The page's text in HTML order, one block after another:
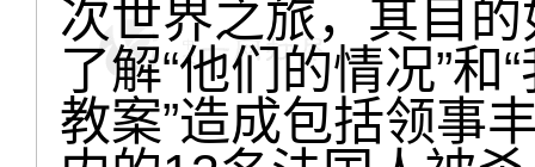
次世界之旅，其目
了解“他们的情况”和
教案”造成包括领事